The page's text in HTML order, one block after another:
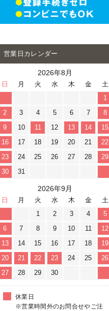
営業日カレンダー
2026年8月
日 月 火 水 木 金
土
1
2
3 4 5 6 7
8
9
10 11 12 13 14
15
16
17 18 19 20 21
22
23
24 25 26 27 28
29
30
31
2026年9月
日 月 火 水 木 金
土
1
2 3 4
5
6
7 8 9 10 11
12
13
14 15 16 17 18
19
20
21 22 23 24 25
26
27
28 29 30
休業日
※営業時間外のお問合せやご注